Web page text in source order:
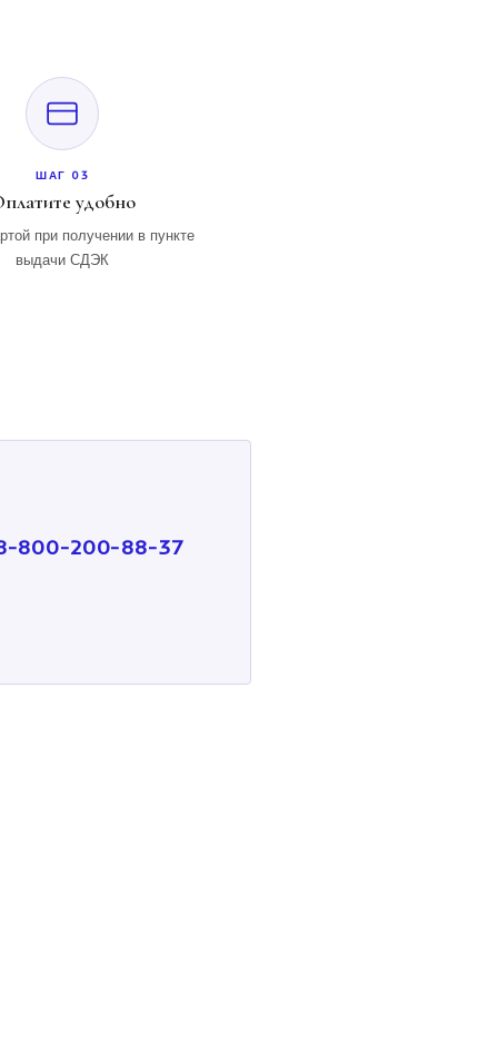
ШАГ 03
удобно
при получении в пункте
выдачи СДЭК
800-200-88-37